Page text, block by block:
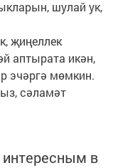
шулай ук,
җиңеллек
аптырата икән,
эчәргә мөмкин.
сәламәт
в